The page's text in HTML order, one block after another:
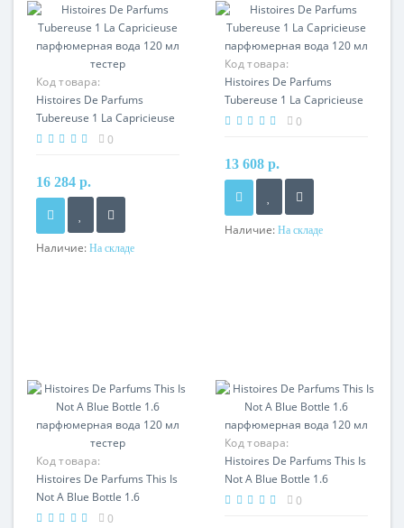
Код товара:
Histoires De Parfums
Tubereuse 1 La Capricieuse
парфюмерная вода 120 мл
0
16 284 р.
Наличие: На складе
Код товара:
Histoires De Parfums
Tubereuse 1 La Capricieuse
парфюмерная вода 120 мл
0
13 608 р.
Наличие: На складе
Код товара:
Histoires De Parfums This Is
Not A Blue Bottle 1.6
парфюмерная вода 120 мл
0
Код товара:
Histoires De Parfums This Is
Not A Blue Bottle 1.6
парфюмерная вода 120 мл
0